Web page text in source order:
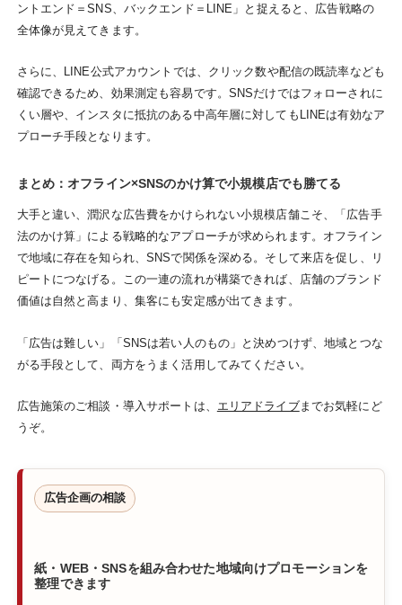
ントエンド＝SNS、バックエンド＝LINE」と捉えると、広告戦略の
全体像が見えてきます。
さらに、LINE公式アカウントでは、クリック数や配信の既読率なども
確認できるため、効果測定も容易です。SNSだけではフォローされに
くい層や、インスタに抵抗のある中高年層に対してもLINEは有効なア
プローチ手段となります。
まとめ：オフライン×SNSのかけ算で小規模店でも勝てる
大手と違い、潤沢な広告費をかけられない小規模店舗こそ、「広告手
法のかけ算」による戦略的なアプローチが求められます。オフライン
で地域に存在を知られ、SNSで関係を深める。そして来店を促し、リ
ピートにつなげる。この一連の流れが構築できれば、店舗のブランド
価値は自然と高まり、集客にも安定感が出てきます。
「広告は難しい」「SNSは若い人のもの」と決めつけず、地域とつな
がる手段として、両方をうまく活用してみてください。
広告施策のご相談・導入サポートは、 エリアドライブまでお気軽にど
うぞ。
広告企画の相談
紙・WEB・SNSを組み合わせた地域向けプロモーションを
整理できます